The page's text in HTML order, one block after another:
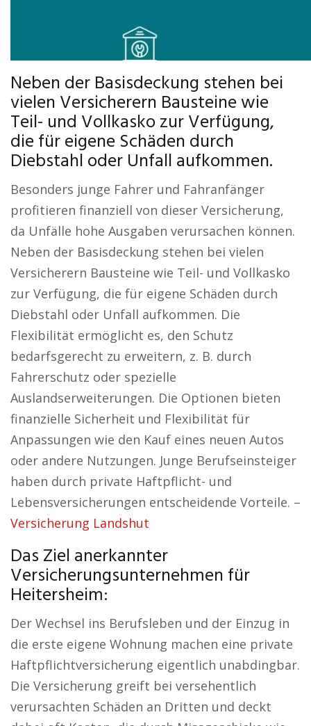
Neben der Basisdeckung stehen bei
vielen Versicherern Bausteine wie
Teil- und Vollkasko zur Verfügung,
die für eigene Schäden durch
Diebstahl oder Unfall aufkommen.
Besonders junge Fahrer und Fahranfänger
profitieren finanziell von dieser Versicherung,
da Unfälle hohe Ausgaben verursachen können.
Neben der Basisdeckung stehen bei vielen
Versicherern Bausteine wie Teil- und Vollkasko
zur Verfügung, die für eigene Schäden durch
Diebstahl oder Unfall aufkommen. Die
Flexibilität ermöglicht es, den Schutz
bedarfsgerecht zu erweitern, z. B. durch
Fahrerschutz oder spezielle
Auslandserweiterungen. Die Optionen bieten
finanzielle Sicherheit und Flexibilität für
Anpassungen wie den Kauf eines neuen Autos
oder andere Nutzungen. Junge Berufseinsteiger
haben durch private Haftpflicht- und
Lebensversicherungen entscheidende Vorteile. –
Versicherung Landshut
Das Ziel anerkannter
Versicherungsunternehmen für
Heitersheim:
Der Wechsel ins Berufsleben und der Einzug in
die erste eigene Wohnung machen eine private
Haftpflichtversicherung eigentlich unabdingbar.
Die Versicherung greift bei versehentlich
verursachten Schäden an Dritten und deckt